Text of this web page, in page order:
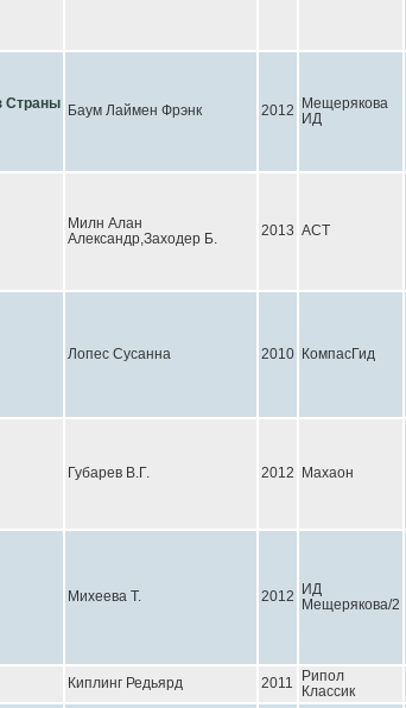
Страны Баум Лаймен Фрэнк 2012
Мещерякова
ИД
Милн Алан
Александр,Заходер Б.
2013 АСТ
Лопес Сусанна 2010 КомпасГид
Губарев В.Г. 2012 Махаон
Михеева Т. 2012
ИД
Мещерякова/2
Киплинг Редьярд 2011
Рипол
Классик